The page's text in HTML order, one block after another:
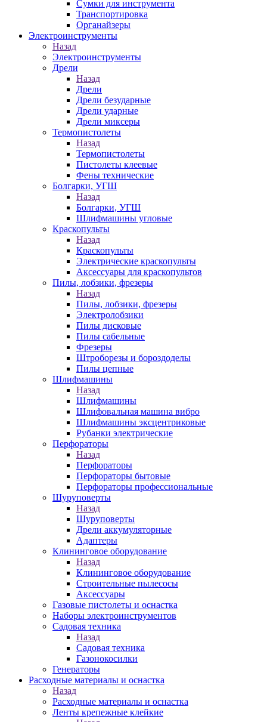
Сумки для инструмента
Транспортировка
Органайзеры
Электроинструменты
Назад
Электроинструменты
Дрели
Назад
Дрели
Дрели безударные
Дрели ударные
Дрели миксеры
Термопистолеты
Назад
Термопистолеты
Пистолеты клеевые
Фены технические
Болгарки, УГШ
Назад
Болгарки, УГШ
Шлифмашины угловые
Краскопульты
Назад
Краскопульты
Электрические краскопульты
Аксессуары для краскопультов
Пилы, лобзики, фрезеры
Назад
Пилы, лобзики, фрезеры
Электролобзики
Пилы дисковые
Пилы сабельные
Фрезеры
Штроборезы и бороздоделы
Пилы цепные
Шлифмашины
Назад
Шлифмашины
Шлифовальная машина вибро
Шлифмашины эксцентриковые
Рубанки электрические
Перфораторы
Назад
Перфораторы
Перфораторы бытовые
Перфораторы профессиональные
Шуруповерты
Назад
Шуруповерты
Дрели аккумуляторные
Адаптеры
Клининговое оборудование
Назад
Клининговое оборудование
Строительные пылесосы
Аксессуары
Газовые пистолеты и оснастка
Наборы электроинструментов
Садовая техника
Назад
Садовая техника
Газонокосилки
Генераторы
Расходные материалы и оснастка
Назад
Расходные материалы и оснастка
Ленты крепежные клейкие